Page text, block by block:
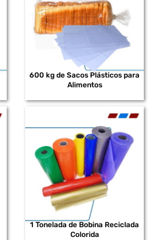
600 kg de Sacos Plásticos para
Alimentos
1 Tonelada de Bobina Reciclada
Colorida